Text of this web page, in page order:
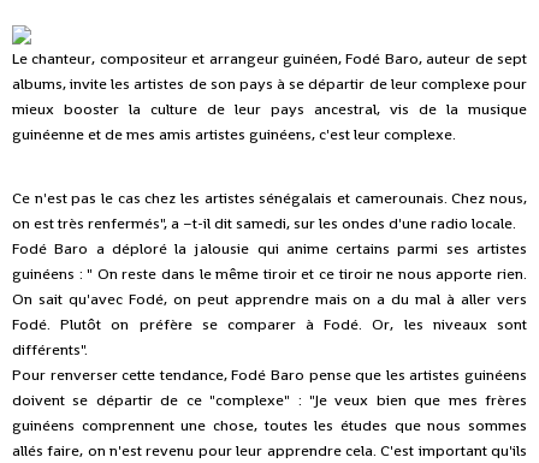
Le chanteur, compositeur et arrangeur guinéen, Fodé Baro, auteur de sept
albums, invite les artistes de son pays à se départir de leur complexe pour
mieux booster la culture de leur pays ancestral, vis de la musique
guinéenne et de mes amis artistes guinéens, c'est leur complexe.
Ce n'est pas le cas chez les artistes sénégalais et camerounais. Chez nous,
on est très renfermés", a –t-il dit samedi, sur les ondes d'une radio locale.
Fodé Baro a déploré la jalousie qui anime certains parmi ses artistes
guinéens : " On reste dans le même tiroir et ce tiroir ne nous apporte rien.
On sait qu'avec Fodé, on peut apprendre mais on a du mal à aller vers
Fodé. Plutôt on préfère se comparer à Fodé. Or, les niveaux sont
différents".
Pour renverser cette tendance, Fodé Baro pense que les artistes guinéens
doivent se départir de ce "complexe" : "Je veux bien que mes frères
guinéens comprennent une chose, toutes les études que nous sommes
allés faire, on n'est revenu pour leur apprendre cela. C'est important qu'ils